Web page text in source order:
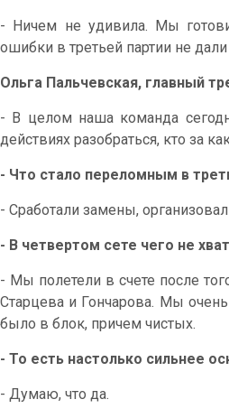
- Ничем не удивила. Мы
ошибки в третьей партии не
Ольга Пальчевская, главный
- В целом наша команда
действиях разобраться, кто за
- Что стало переломным в
- Сработали замены,
- В четвертом сете чего не
- Мы полетели в счете после
Старцева и Гончарова. Мы
было в блок, причем чистых.
- То есть настолько сильнее
- Думаю, что да.